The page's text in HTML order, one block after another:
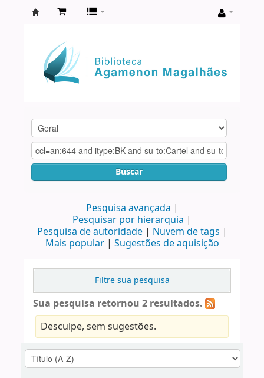
Agamenon
Magalhães
Buscar
Pesquisa avançada
Pesquisar por hierarquia
Pesquisa de autoridade
Nuvem de tags
Mais popular
Sugestões de aquisição
Filtre sua pesquisa
Sua pesquisa retornou 2 resultados.
Desculpe, sem sugestões.